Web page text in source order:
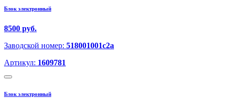
Блок электронный
8500 руб.
Заводской номер: 518001001c2a
Артикул: 1609781
Блок электронный